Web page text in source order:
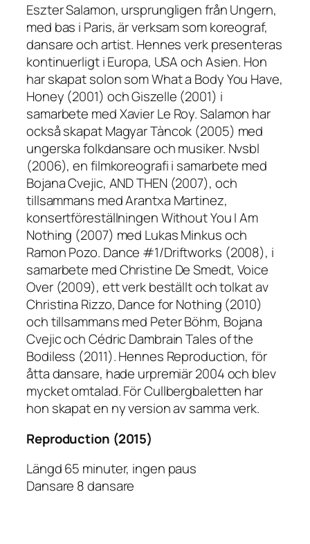
Eszter Salamon, ursprungligen från Ungern,
med bas i Paris, är verksam som koreograf,
dansare och artist. Hennes verk presenteras
kontinuerligt i Europa, USA och Asien. Hon
har skapat solon som What a Body You Have,
Honey (2001) och Giszelle (2001) i
samarbete med Xavier Le Roy. Salamon har
också skapat Magyar Tàncok (2005) med
ungerska folkdansare och musiker. Nvsbl
(2006), en filmkoreografi i samarbete med
Bojana Cvejic, AND THEN (2007), och
tillsammans med Arantxa Martinez,
konsertföreställningen Without You I Am
Nothing (2007) med Lukas Minkus och
Ramon Pozo. Dance #1/Driftworks (2008), i
samarbete med Christine De Smedt, Voice
Over (2009), ett verk beställt och tolkat av
Christina Rizzo, Dance for Nothing (2010)
och tillsammans med Peter Böhm, Bojana
Cvejic och Cédric Dambrain Tales of the
Bodiless (2011). Hennes Reproduction, för
åtta dansare, hade urpremiär 2004 och blev
mycket omtalad. För Cullbergbaletten har
hon skapat en ny version av samma verk.
Reproduction (2015)
Längd 65 minuter, ingen paus
Dansare 8 dansare